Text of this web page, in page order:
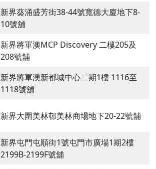
新界葵涌盛芳街38-44號寬德大廈地下8-
10號舖
新界將軍澳MCP Discovery 二樓205及
208號舖
新界將軍澳新都城中心二期1樓 1116至
1118號舖
新界大圍美林邨美林商場地下20-22號舖
新界屯門屯順街1號屯門市廣場1期2樓
2199B-2199F號舖